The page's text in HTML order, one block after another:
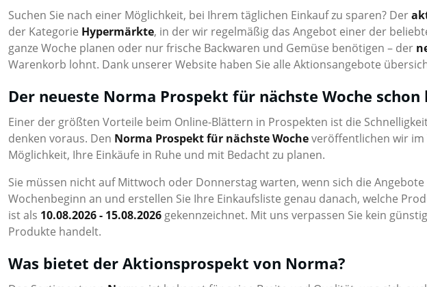
Suchen Sie nach einer Möglichkeit, bei Ihrem täglichen Einkauf zu sparen? Der
der Kategorie Hypermärkte, in der wir regelmäßig das Angebot einer der
ganze Woche planen oder nur frische Backwaren und Gemüse benötigen – der
Warenkorb lohnt. Dank unserer Website haben Sie alle Aktionsangebote
Der neueste Norma Prospekt für nächste Woche schon
Einer der größten Vorteile beim Online-Blättern in Prospekten ist die
denken voraus. Den Norma Prospekt für nächste Wocheveröffentlichen wir im
Möglichkeit, Ihre Einkäufe in Ruhe und mit Bedacht zu planen.
Sie müssen nicht auf Mittwoch oder Donnerstag warten, wenn sich die
Wochenbeginn an und erstellen Sie Ihre Einkaufsliste genau danach, welche
ist als 10.08.2026 - 15.08.2026 gekennzeichnet. Mit uns verpassen Sie kein
Produkte handelt.
Was bietet der Aktionsprospekt von Norma?